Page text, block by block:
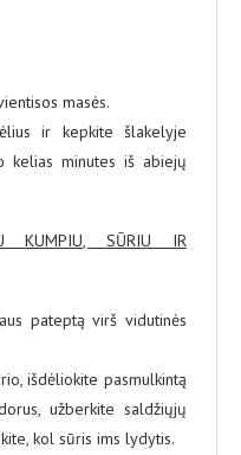
masės.
ir kepkite šlakelyje
kelias minutes iš abiejų
KUMPIU, SŪRIU IR
pateptą virš vidutinės
išdėliokite pasmulkintą
užberkite saldžiųjų
kol sūris ims lydytis.